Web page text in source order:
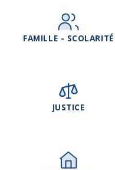
FAMILLE - SCOLARITÉ
JUSTICE